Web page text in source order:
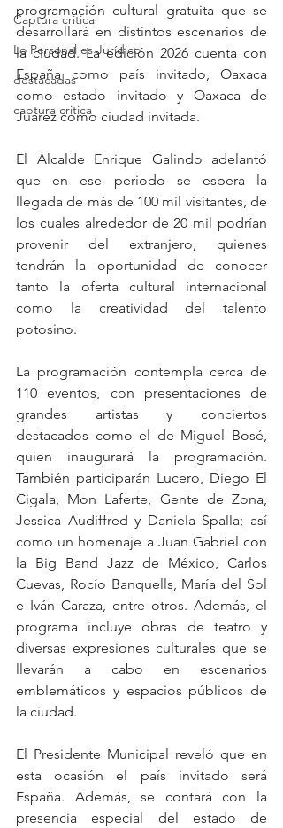
Captura critica
Lo Personal es Jurídico
destacadas
captura critica
programación cultural gratuita que se
desarrollará en distintos escenarios de
la ciudad. La edición 2026 cuenta con
España como país invitado, Oaxaca
como estado invitado y Oaxaca de
Juárez como ciudad invitada.
El Alcalde Enrique Galindo adelantó
que en ese periodo se espera la
llegada de más de 100 mil visitantes, de
los cuales alrededor de 20 mil podrían
provenir del extranjero, quienes
tendrán la oportunidad de conocer
tanto la oferta cultural internacional
como la creatividad del talento
potosino.
La programación contempla cerca de
110 eventos, con presentaciones de
grandes artistas y conciertos
destacados como el de Miguel Bosé,
quien inaugurará la programación.
También participarán Lucero, Diego El
Cigala, Mon Laferte, Gente de Zona,
Jessica Audiffred y Daniela Spalla; así
como un homenaje a Juan Gabriel con
la Big Band Jazz de México, Carlos
Cuevas, Rocío Banquells, María del Sol
e Iván Caraza, entre otros. Además, el
programa incluye obras de teatro y
diversas expresiones culturales que se
llevarán a cabo en escenarios
emblemáticos y espacios públicos de
la ciudad.
El Presidente Municipal reveló que en
esta ocasión el país invitado será
España. Además, se contará con la
presencia especial del estado de